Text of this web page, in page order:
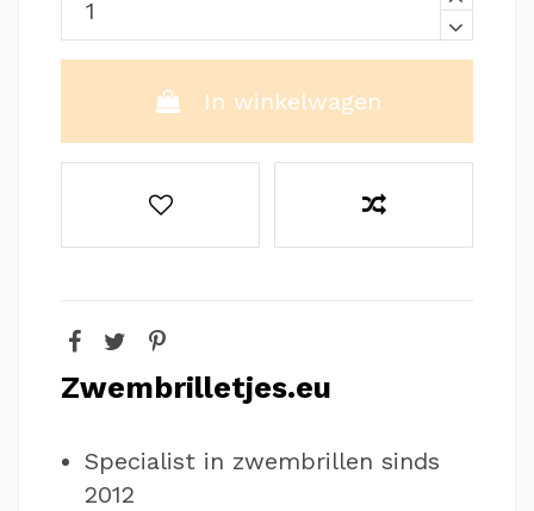
In winkelwagen
Zwembrilletjes.eu
Specialist in zwembrillen sinds
2012